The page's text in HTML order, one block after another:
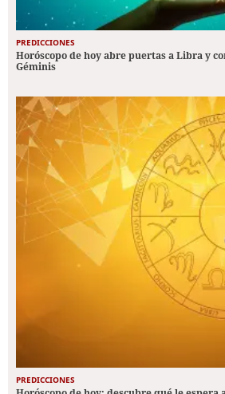
PREDICCIONES
Horóscopo de hoy abre puertas a Libra y
Géminis
PREDICCIONES